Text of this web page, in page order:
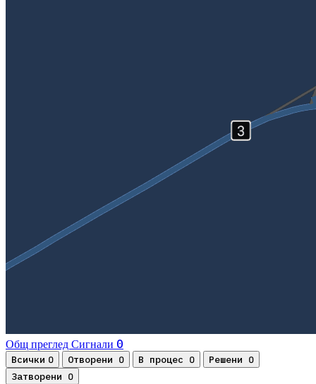
Общ преглед Сигнали 0
Всички 0 Отворени 0 В процес 0 Решени 0
Затворени 0